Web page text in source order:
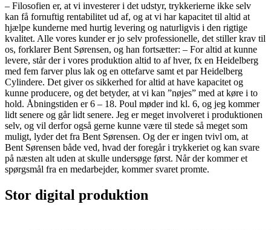
– Filosofien er, at vi investerer i det udstyr, trykkerierne ikke selv
kan få fornuftig rentabilitet ud af, og at vi har kapacitet til altid at
hjælpe kunderne med hurtig levering og naturligvis i den rigtige
kvalitet. Alle vores kunder er jo selv professionelle, det stiller krav til
os, forklarer Bent Sørensen, og han fortsætter: – For altid at kunne
levere, står der i vores produktion altid to af hver, fx en Heidelberg
med fem farver plus lak og en ottefarve samt et par Heidelberg
Cylindere. Det giver os sikkerhed for altid at have kapacitet og
kunne producere, og det betyder, at vi kan ”nøjes” med at køre i to
hold. Åbningstiden er 6 – 18. Poul møder ind kl. 6, og jeg kommer
lidt senere og går lidt senere. Jeg er meget involveret i produktionen
selv, og vil derfor også gerne kunne være til stede så meget som
muligt, lyder det fra Bent Sørensen. Og der er ingen tvivl om, at
Bent Sørensen både ved, hvad der foregår i trykkeriet og kan svare
på næsten alt uden at skulle undersøge først. Når der kommer et
spørgsmål fra en medarbejder, kommer svaret promte.
Stor digital produktion